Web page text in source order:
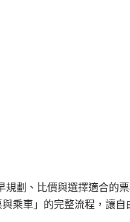
劃、比價與選擇適合的
乘車」的完整流程，讓自